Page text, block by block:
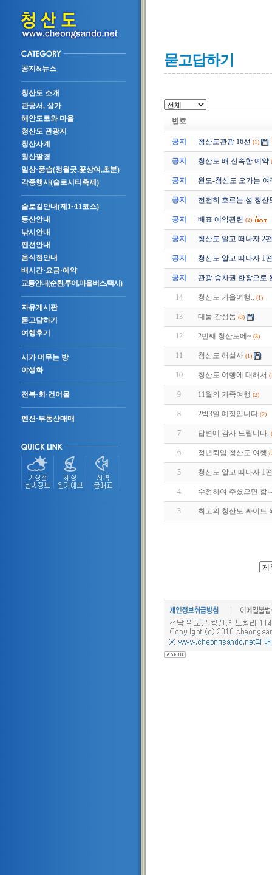
공지&뉴스
청산도 소개
관공서, 상가
해안도로와 마을
청산도 관광지
청산사계
청산팔경
일상·풍습(정월굿,꽃상여,초분)
각종행사(슬로시티축제)
슬로길안내(제1~11코스)
등산안내
낚시안내
펜션안내
음식점안내
배시간·요금·예약
교통안내(순환,투어,마을버스,택시)
자유게시판
묻고답하기
여행후기
시가 머무는 방
야생화
전복·회·건어물
펜션·부동산매매
묻고답하기
번호
공지 청산도관광 16선 (1)
공지 청산도 배 신속한 예약
공지 완도-청산도 오가는
공지 천천히 흐르는 섬 청산
공지 배표 예약관련 (2)
공지 청산도 알고 떠나자 2
공지 청산도 알고 떠나자 1
공지 관광 승차권 한장으로
14 청산도 가을여행.. (1)
13 대물 감성돔 (3)
12 2번째 청산도에~ (3)
11 청산도 해설사 (1)
10 청산도 여행에 대해서
9 11월의 가족여행 (2)
8 2박3일 예정입니다 (2)
7 답변에 감사 드립니다.
6 정년퇴임 청산도 여행
5 청산도 알고 떠나자 1
4 수정하여 주셨으면 합
3 최고의 청산도 싸이트